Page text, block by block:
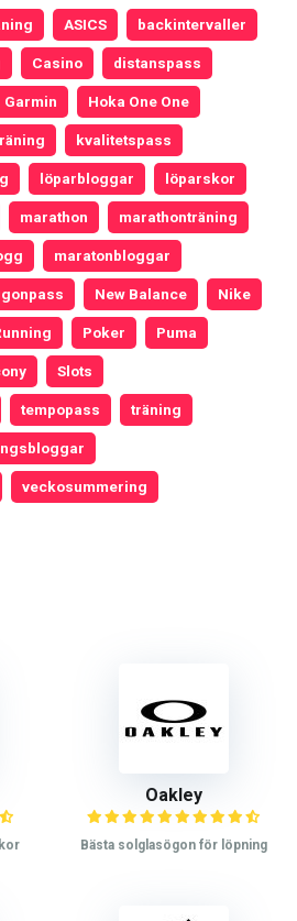
ASICS backintervaller
Casino distanspass
Garmin Hoka One One
kvalitetspass
löparbloggar löparskor
marathon marathonträning
maratonbloggar
New Balance Nike
Poker Puma
Slots
tempopass träning
veckosummering
Oakley
Bästa solglasögon för löpning